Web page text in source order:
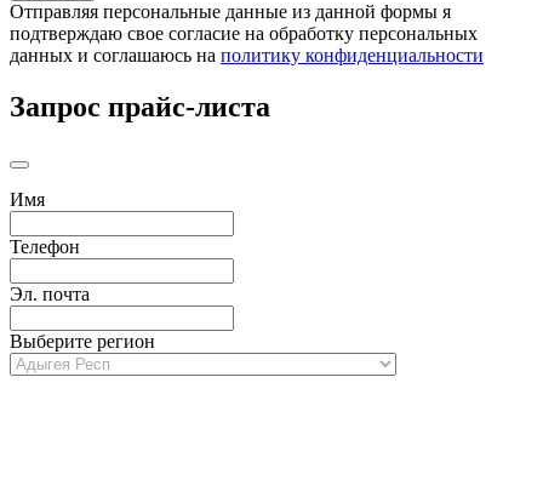
Отправляя персональные данные из данной формы я
подтверждаю свое согласие на обработку персональных
данных и соглашаюсь на политику конфиденциальности
Запрос прайс-листа
Имя
Телефон
Эл. почта
Выберите регион